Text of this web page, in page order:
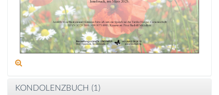
KONDOLENZBUCH (1 )